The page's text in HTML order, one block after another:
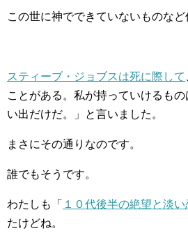
この世に神でできていないものなど
スティーブ・ジョブスは死に際して
ことがある。私が持っていけるも
い出だけだ。」と言いました。
まさにその通りなのです。
誰でもそうです。
わたしも「 １０代後半の絶望と淡い
たけどね。